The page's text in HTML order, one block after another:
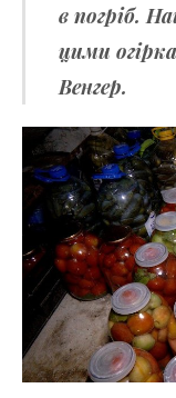
в погріб.
цими
Венгер.